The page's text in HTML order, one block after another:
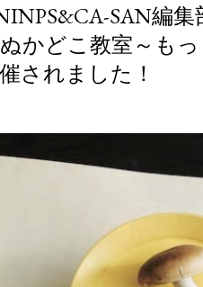
SAN編
かどこ教室～も
されました！